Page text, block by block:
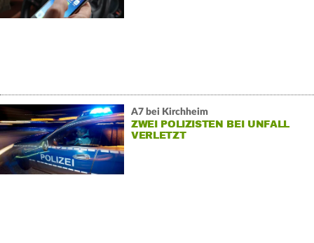
A7 bei Kirchheim
ZWEI POLIZISTEN BEI UNFALL
VERLETZT